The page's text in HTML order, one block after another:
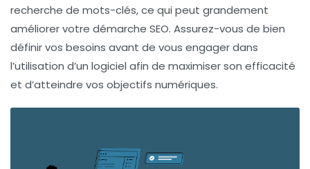
recherche de mots-clés, ce qui peut grandement
améliorer votre démarche SEO. Assurez-vous de bien
définir vos besoins avant de vous engager dans
l’utilisation d’un logiciel afin de maximiser son efficacité
et d’atteindre vos objectifs numériques.